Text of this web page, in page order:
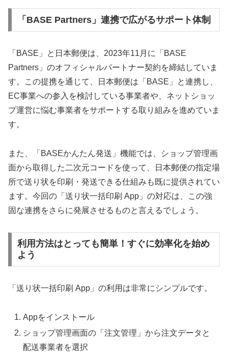
「BASE Partners」連携で広がるサポート体制
「BASE」と日本郵便は、2023年11月に「BASE
Partners」のオフィシャルパートナー契約を締結していま
す。この提携を通じて、日本郵便は「BASE」と連携し、
EC事業への参入を検討している事業者や、ネットショッ
プ運営に悩む事業者をサポートする取り組みを進めていま
す。
また、「BASEかんたん発送」機能では、ショップ管理画
面から取得した二次元コードを使って、日本郵便の指定場
所で送り状を印刷・発送できる仕組みも既に提供されてい
ます。今回の「送り状一括印刷 App」の対応は、この強
固な連携をさらに発展させるものと言えるでしょう。
利用方法はとっても簡単！すぐに効率化を始め
よう
「送り状一括印刷 App」の利用は非常にシンプルです。
Appをインストール
ショップ管理画面の「注文管理」から注文データと
配送事業者を選択